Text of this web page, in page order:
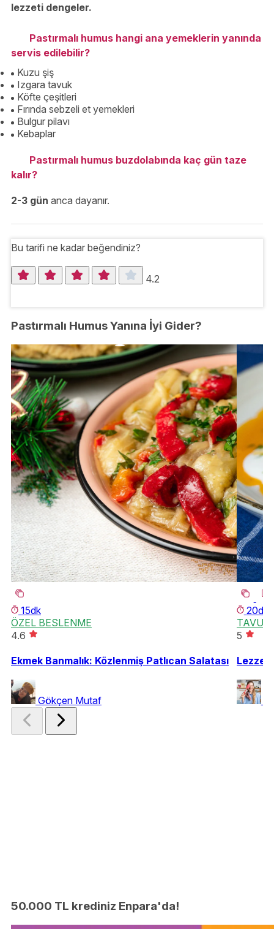
lezzeti dengeler.
Pastırmalı humus hangi ana yemeklerin yanında
servis edilebilir?
Kuzu şiş
Izgara tavuk
Köfte çeşitleri
Fırında sebzeli et yemekleri
Bulgur pilavı
Kebaplar
Pastırmalı humus buzdolabında kaç gün taze
kalır?
2-3 gün anca dayanır.
Bu tarifi ne kadar beğendiniz?
4.2
Pastırmalı Humus Yanına İyi Gider?
15dk
ÖZEL BESLENME
4.6
Ekmek Banmalık: Közlenmiş Patlıcan Salatası
Gökçen Mutaf
20dk
TAVUK
5
50.000 TL krediniz Enpara'da!